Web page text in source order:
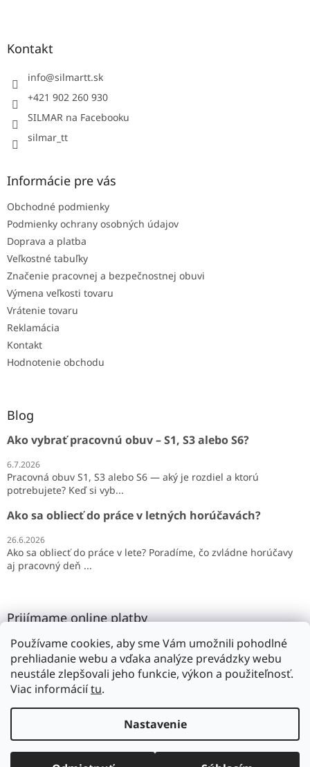
Používame cookies, aby sme Vám umožnili pohodlné
prehliadanie webu a vďaka analýze prevádzky webu
neustále zlepšovali jeho funkcie, výkon a použiteľnosť.
Viac informáciítu.
Nastavenie
Kontakt
info@silmartt.sk
+421 902 260 930
SILMAR na Facebooku
silmar_tt
Informácie pre vás
Obchodné podmienky
Podmienky ochrany osobných údajov
Doprava a platba
Veľkostné tabuľky
Značenie pracovnej a bezpečnostnej obuvi
Výmena veľkosti tovaru
Vrátenie tovaru
Reklamácia
Kontakt
Hodnotenie obchodu
Blog
Ako vybrať pracovnú obuv – S1, S3 alebo S6?
6.7.2026
Pracovná obuv S1, S3 alebo S6 — aký je rozdiel a ktorú
potrebujete? Keď si vyb...
Ako sa obliecť do práce v letných horúčavách?
26.6.2026
Ako sa obliecť do práce v lete? Poradíme, čo zvládne horúčavy
aj pracovný deň ...
Prijímame online platby
Copyright 2026SILMAR. Všetky práva vyhradené.Upraviť